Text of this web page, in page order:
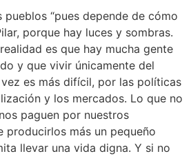
“pues depende de cómo
porque hay luces y sombras.
es que hay mucha gente
y que vivir únicamente del
es más difícil, por las políticas
y los mercados. Lo que no
paguen por nuestros
producirlos más un pequeño
llevar una vida digna. Y si no